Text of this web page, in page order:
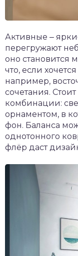
Активные ‒
перегружают
оно становится
что, если
например,
сочетания.
комбинации:
орнаментом, в
фон. Баланса
однотонного
флёр даст